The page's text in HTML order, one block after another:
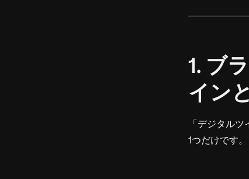
1. ブ
イン
「デジタル
1つだけです。